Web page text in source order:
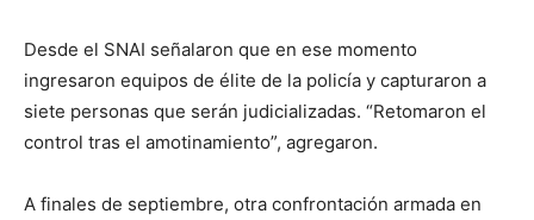
Desde el SNAI señalaron que en ese momento
ingresaron equipos de élite de la policía y capturaron a
siete personas que serán judicializadas. “Retomaron el
control tras el amotinamiento”, agregaron.
A finales de septiembre, otra confrontación armada en